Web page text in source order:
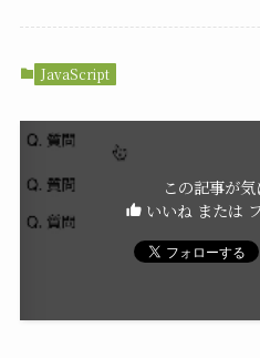
JavaScript
この記事が
いいね または